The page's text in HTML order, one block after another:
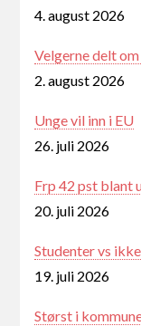
4. august 2026
Velgerne delt
2. august 2026
Unge vil inn i EU
26. juli 2026
Frp 42 pst blant
20. juli 2026
Studenter vs
19. juli 2026
Størst i